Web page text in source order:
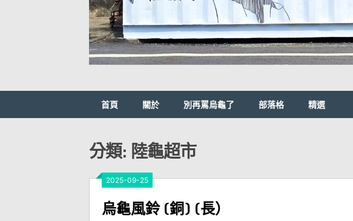
首頁 關於 別再罵烏龜了 部落格 精選
分類: 陸龜超市
2025-09-25
烏龜風鈴 (銅) (長）